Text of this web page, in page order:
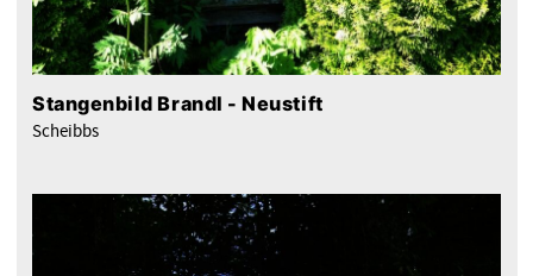
Stangenbild Brandl - Neustift
Scheibbs